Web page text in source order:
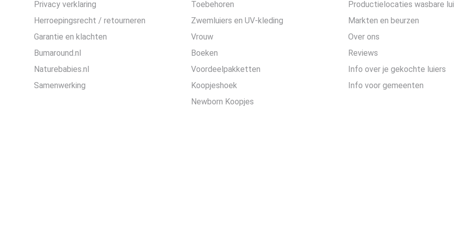
Privacy verklaring
Herroepingsrecht / retourneren
Garantie en klachten
Bumaround.nl
Naturebabies.nl
Samenwerking
Toebehoren
Zwemluiers en UV-kleding
Vrouw
Boeken
Voordeelpakketten
Koopjeshoek
Newborn Koopjes
Productielocaties wasbare
Markten en beurzen
Over ons
Reviews
Info over je gekochte luiers
Info voor gemeenten